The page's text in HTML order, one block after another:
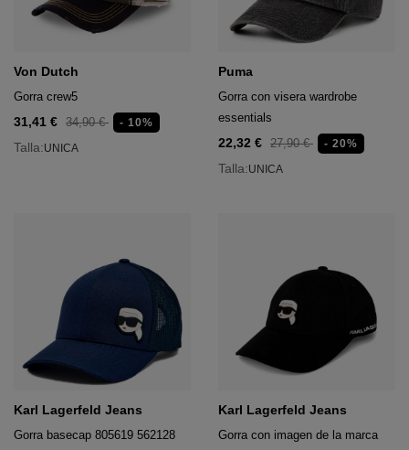
Von Dutch
Gorra crew5
31,41 € 34,90 € - 10%
Talla:UNICA
Puma
Gorra con visera wardrobe
essentials
22,32 € 27,90 € - 20%
Talla:UNICA
Karl Lagerfeld Jeans
Gorra basecap 805619 562128
Karl Lagerfeld Jeans
Gorra con imagen de la marca